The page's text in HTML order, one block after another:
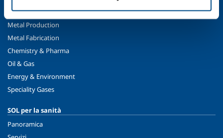
Food & Beverage
Metal Production
Metal Fabrication
Chemistry & Pharma
Oil & Gas
Energy & Environment
Speciality Gases
SOL per la sanità
Panoramica